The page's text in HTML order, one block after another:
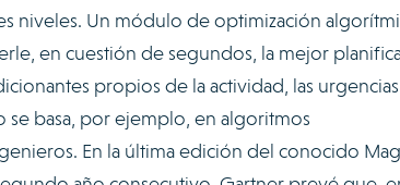
niveles. Un módulo de optimización
en cuestión de segundos, la mejor
propios de la actividad, las
basa, por ejemplo, en algoritmos
En la última edición del conocido